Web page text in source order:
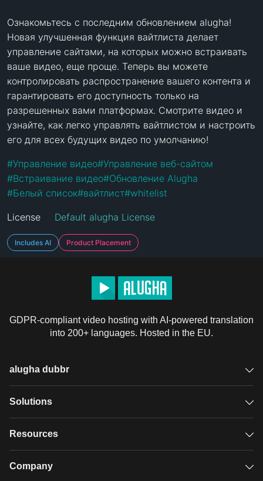
Ознакомьтесь с последним обновлением alugha!
Новая улучшенная функция вайтлиста делает
управление сайтами, на которых можно встраивать
ваше видео, еще проще. Теперь вы можете
контролировать распространение вашего контента и
гарантировать его доступность только на
разрешенных вами платформах. Смотрите видео и
узнайте, как легко управлять вайтлистом и настроить
его для всех будущих видео по умолчанию!
#Управление видео#Управление веб-сайтом
#Встраивание видео#Обновление Alugha
#Белый список#вайтлист#whitelist
License Default alugha License
Includes AI Product Placement
GDPR-compliant video hosting with AI-powered translation
into 200+ languages. Hosted in the EU.
alugha dubbr
Overview
Solutions
GDPR video hosting
Resources
Case studies
Company